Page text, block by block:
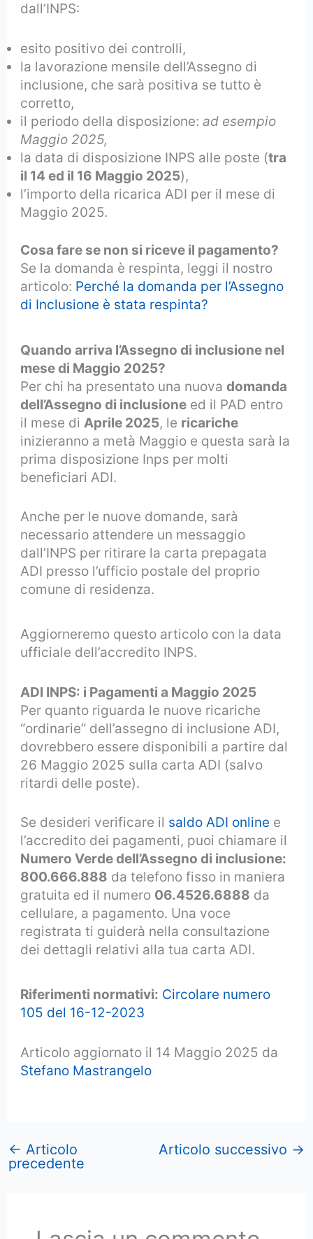
dall’INPS:
esito positivo dei controlli,
la lavorazione mensile dell’Assegno di
inclusione, che sarà positiva se tutto è
corretto,
il periodo della disposizione:ad esempio
Maggio 2025,
la data di disposizione INPS alle poste (tra
il 14 ed il 16 Maggio 2025),
l’importo della ricarica ADI per il mese di
Maggio 2025.
Cosa fare se non si riceve il pagamento?
Se la domanda è respinta, leggi il nostro
articolo: Perché la domanda per l’Assegno
di Inclusione è stata respinta?
Quando arriva l’Assegno di inclusione nel
mese di Maggio 2025?
Per chi ha presentato una nuovadomanda
dell’Assegno di inclusione ed il PAD entro
il mese di Aprile 2025, le ricariche
inizieranno a metà Maggio e questa sarà la
prima disposizione Inps per molti
beneficiari ADI.
Anche per le nuove domande, sarà
necessario attendere un messaggio
dall’INPS per ritirare la carta prepagata
ADI presso l’ufficio postale del proprio
comune di residenza.
Aggiorneremo questo articolo con la data
ufficiale dell’accredito INPS.
ADI INPS: i Pagamenti a Maggio 2025
Per quanto riguarda le nuove ricariche
“ordinarie” dell’assegno di inclusione ADI,
dovrebbero essere disponibili a partire dal
26 Maggio 2025 sulla carta ADI (salvo
ritardi delle poste).
Se desideri verificare il saldo ADI online e
l’accredito dei pagamenti, puoi chiamare il
Numero Verde dell’Assegno di inclusione:
800.666.888 da telefono fisso in maniera
gratuita ed il numero 06.4526.6888 da
cellulare, a pagamento. Una voce
registrata ti guiderà nella consultazione
dei dettagli relativi alla tua carta ADI.
Riferimenti normativi: Circolare numero
105 del 16-12-2023
Articolo aggiornato il 14 Maggio 2025 da
Stefano Mastrangelo
← Articolo
precedente
Articolo successivo →